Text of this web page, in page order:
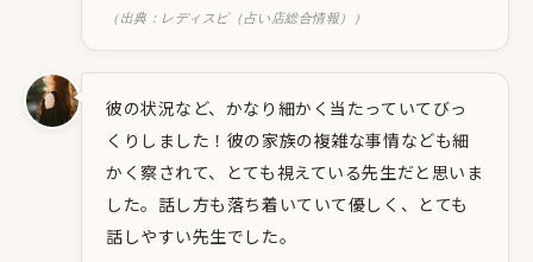
（出典：レディスピ（占い店総合情報））
彼の状況など、かなり細かく当たっていてびっ
くりしました！彼の家族の複雑な事情なども細
かく察されて、とても視えている先生だと思いま
した。話し方も落ち着いていて優しく、とても
話しやすい先生でした。